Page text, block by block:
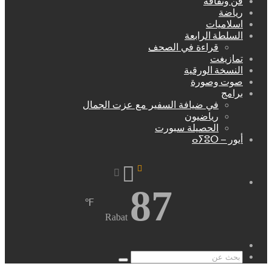
رياضة
اسلاميات
السلطة الرابعة
قراءة في الصحف
تمازيغت
النسخة الورقية
صوت وصورة
برامج
في ضيافة السفير مع عزت الجمال
رياضيون
الحصيلة سبورت
أيور – ⴰⵢⵓⵔ
Rabat 87
℉
عشوائي
بحث